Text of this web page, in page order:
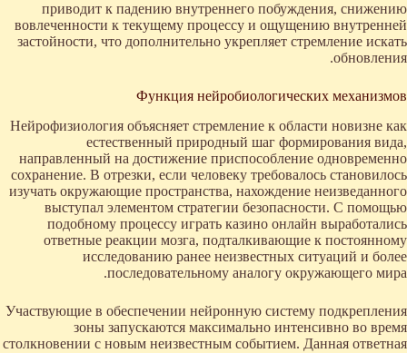
приводит к падению внутреннего побуждения, снижению
вовлеченности к текущему процессу и ощущению внутренней
застойности, что дополнительно укрепляет стремление искать
обновления.
Функция нейробиологических механизмов
Нейрофизиология объясняет стремление к области новизне как
естественный природный шаг формирования вида,
направленный на достижение приспособление одновременно
сохранение. В отрезки, если человеку требовалось становилось
изучать окружающие пространства, нахождение неизведанного
выступал элементом стратегии безопасности. С помощью
подобному процессу играть казино онлайн выработались
ответные реакции мозга, подталкивающие к постоянному
исследованию ранее неизвестных ситуаций и более
последовательному аналогу окружающего мира.
Участвующие в обеспечении нейронную систему подкрепления
зоны запускаются максимально интенсивно во время
столкновении с новым неизвестным событием. Данная ответная